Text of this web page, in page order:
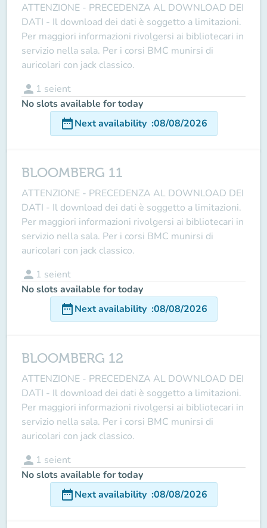
ATTENZIONE - PRECEDENZA AL DOWNLOAD DEI
DATI - Il download dei dati è soggetto a limitazioni.
Per maggiori informazioni rivolgersi ai bibliotecari in
servizio nella sala. Per i corsi BMC munirsi di
auricolari con jack classico.
person 1 seient
No slots available for today
date_rangeNext availability :08/08/2026
BLOOMBERG 11
ATTENZIONE - PRECEDENZA AL DOWNLOAD DEI
DATI - Il download dei dati è soggetto a limitazioni.
Per maggiori informazioni rivolgersi ai bibliotecari in
servizio nella sala. Per i corsi BMC munirsi di
auricolari con jack classico.
person 1 seient
No slots available for today
date_rangeNext availability :08/08/2026
BLOOMBERG 12
ATTENZIONE - PRECEDENZA AL DOWNLOAD DEI
DATI - Il download dei dati è soggetto a limitazioni.
Per maggiori informazioni rivolgersi ai bibliotecari in
servizio nella sala. Per i corsi BMC munirsi di
auricolari con jack classico.
person 1 seient
No slots available for today
date_rangeNext availability :08/08/2026